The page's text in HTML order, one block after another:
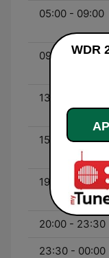
05:00 - 09:00
09:00 - 13:00
13:00 - 15:00
15:00 - 19:00
19:00 - 20:00
20:00 - 23:30
23:30 - 00:00